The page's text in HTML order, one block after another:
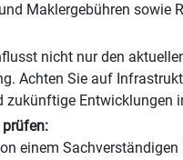
Maklergebühren sowie
nicht nur den
Achten Sie auf
Entwicklungen
einem